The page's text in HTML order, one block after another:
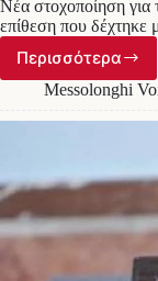
Νέα στοχοποίηση
επίθεση που
Περισσότερα
Πάτρα:
Ιερέας
στην
Χριστίνα
Messolonghi